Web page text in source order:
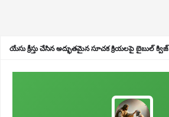
యేసు క్రీస్తు చేసిన అద్భుతమైన సూచక క్రియలపై బైబుల్ క్విజ్